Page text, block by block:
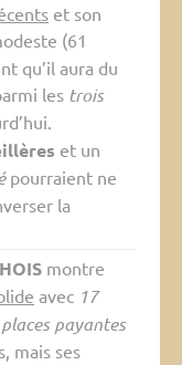
et son
(61
qu’il aura du
les trois
et un
pourraient ne
la
montre
avec 17
payantes
mais ses